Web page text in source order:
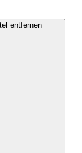
entfernen